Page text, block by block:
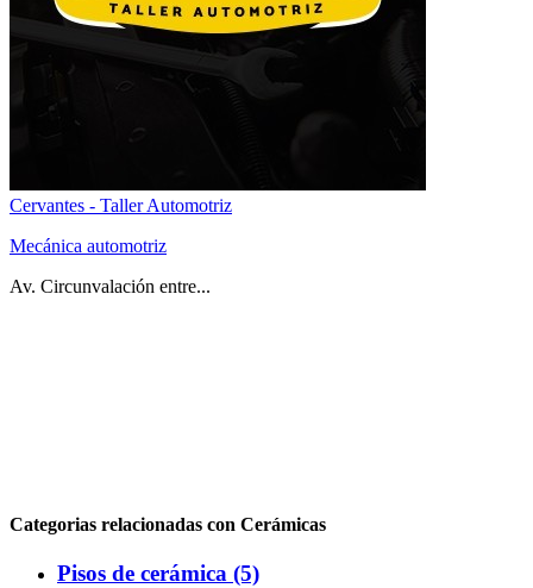
Cervantes - Taller Automotriz
Mecánica automotriz
Av. Circunvalación entre...
Categorias relacionadas con Cerámicas
Pisos de cerámica (5)